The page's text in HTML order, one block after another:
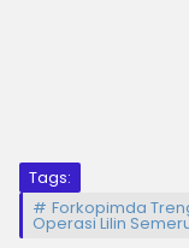
Tags:
Forkopimda
Operasi Lilin